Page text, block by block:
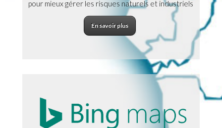
pour mieux gérer les risques naturels et industriels
En savoir plus